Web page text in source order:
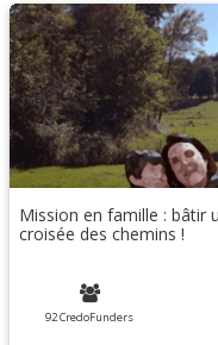
Mission en famille : bâtir
croisée des chemins !
92 CredoFunders